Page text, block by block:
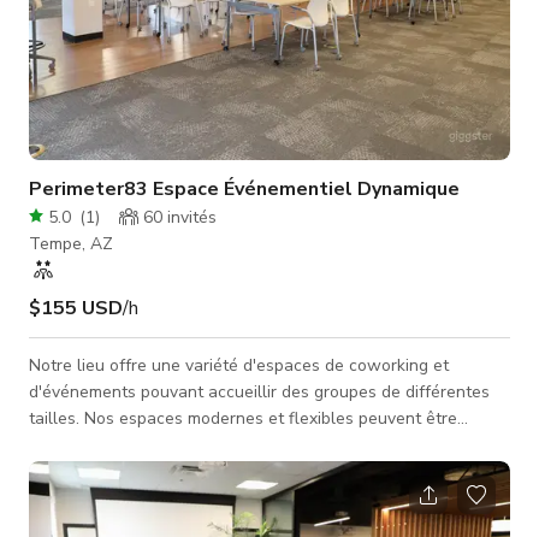
Perimeter83 Espace Événementiel Dynamique
5.0 (1) 60 invités
Tempe, AZ
$155 USD/h
Notre lieu offre une variété d'espaces de coworking et
d'événements pouvant accueillir des groupes de différentes
tailles. Nos espaces modernes et flexibles peuvent être
s'agisse d'une réunion, d'une conférence, d'un atelier ou d'un
événement de réseautage. Nos salles de conférence sont
équipées d'internet haut débit et de technologies